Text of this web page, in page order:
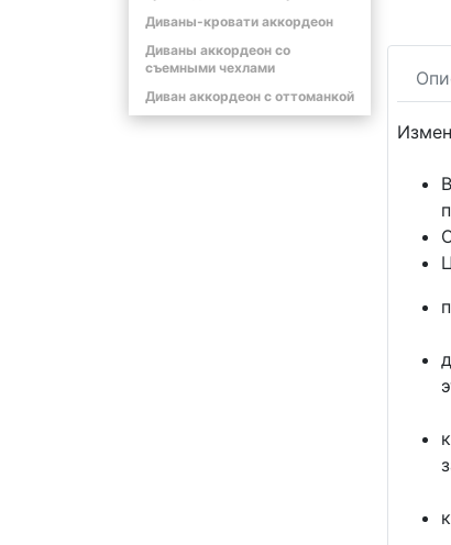
Диваны-кровати аккордеон
Диваны аккордеон со
съемными чехлами
Диван аккордеон с оттоманкой